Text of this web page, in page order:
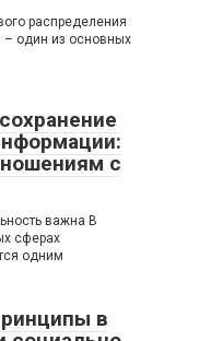
распределения
– один из основных
с
важна В
сферах
одним
в